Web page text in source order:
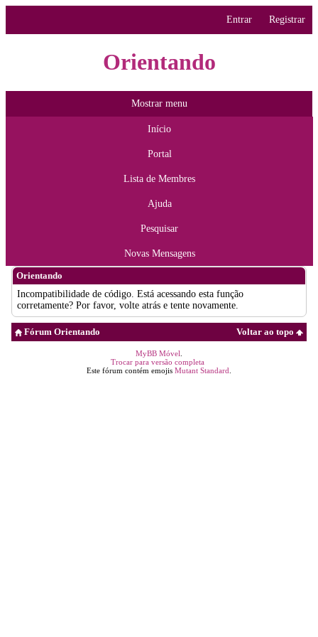
Entrar Registrar
Orientando
Mostrar menu
Início
Portal
Lista de Membres
Ajuda
Pesquisar
Novas Mensagens
Orientando
Incompatibilidade de código. Está acessando esta função
corretamente? Por favor, volte atrás e tente novamente.
Voltar ao topo
Fórum Orientando
MyBB Móvel
Trocar para versão completa
Este fórum contém emojis Mutant Standard